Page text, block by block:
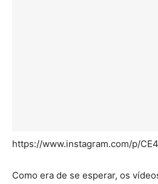
https://www.instagram.com/p/
Como era de se esperar, os